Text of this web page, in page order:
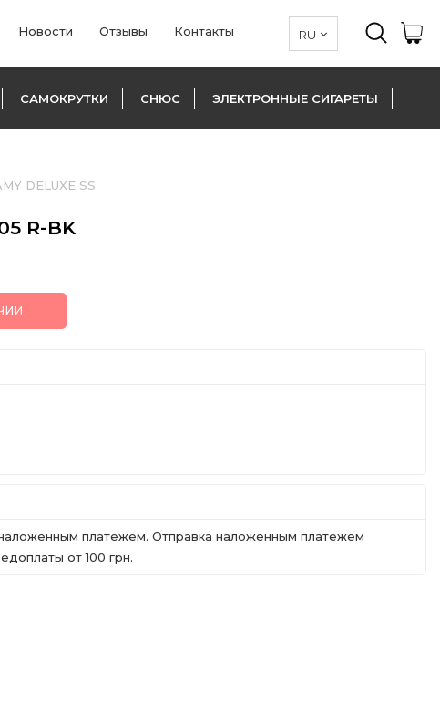
Новости Отзывы Контакты
САМОКРУТКИ СНЮС ЭЛЕКТРОННЫЕ СИГАРЕТЫ
DELUXE SS
R-BK
платежем. Отправка наложенным платежем
от 100 грн.